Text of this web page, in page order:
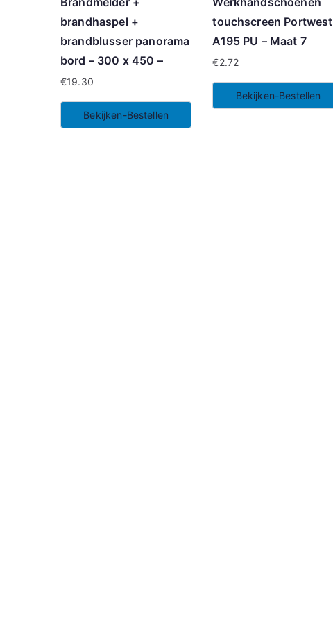
brandhaspel +
brandblusser panorama
bord – 300 x 450 –
€19.30
Bekijken-Bestellen
touchscreen Portwest
A195 PU – Maat 7
€2.72
Bekijken-Bestellen